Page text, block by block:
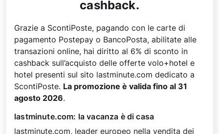
cashback.
Grazie a ScontiPoste, pagando con le carte di
pagamento Postepay o BancoPosta, abilitate alle
transazioni online, hai diritto al 6% di sconto in
cashback sull’acquisto delle offerte volo+hotel e
hotel presenti sul sito lastminute.com dedicato a
ScontiPoste. La promozione è valida fino al 31
agosto 2026.
lastminute.com: la vacanza è di casa
lastminute.com, leader europeo nella vendita dei